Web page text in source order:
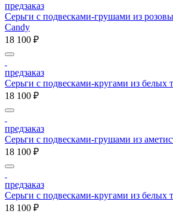
предзаказ
Серьги с подвесками-грушами из
Candy
18 100 ₽
предзаказ
Серьги с подвесками-кругами из белых
18 100 ₽
предзаказ
Серьги с подвесками-грушами из
18 100 ₽
предзаказ
Серьги с подвесками-кругами из белых
18 100 ₽